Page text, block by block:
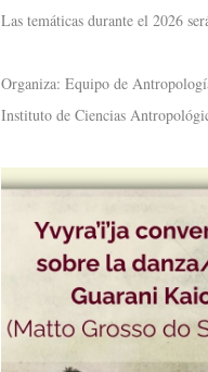
Las temáticas durante el 2026
Organiza: Equipo de
Instituto de Ciencias